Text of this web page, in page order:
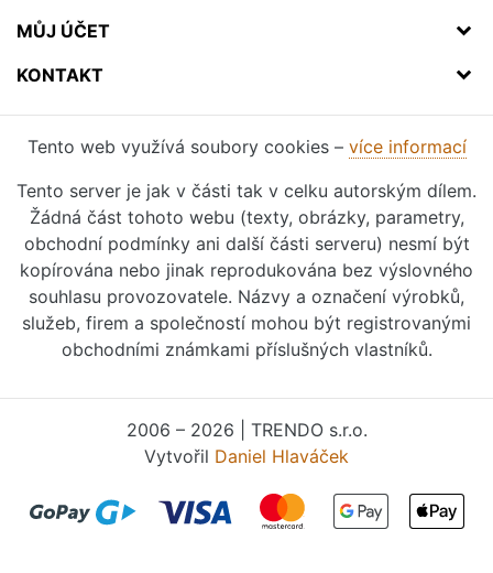
MŮJ ÚČET
KONTAKT
Tento web využívá soubory cookies – více informací
Tento server je jak v části tak v celku autorským dílem.
Žádná část tohoto webu (texty, obrázky, parametry,
obchodní podmínky ani další části serveru) nesmí být
kopírována nebo jinak reprodukována bez výslovného
souhlasu provozovatele. Názvy a označení výrobků,
služeb, firem a společností mohou být registrovanými
obchodními známkami příslušných vlastníků.
2006 – 2026 | TRENDO s.r.o.
Vytvořil Daniel Hlaváček